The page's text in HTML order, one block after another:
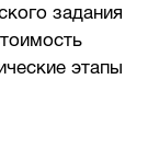
задания
этапы